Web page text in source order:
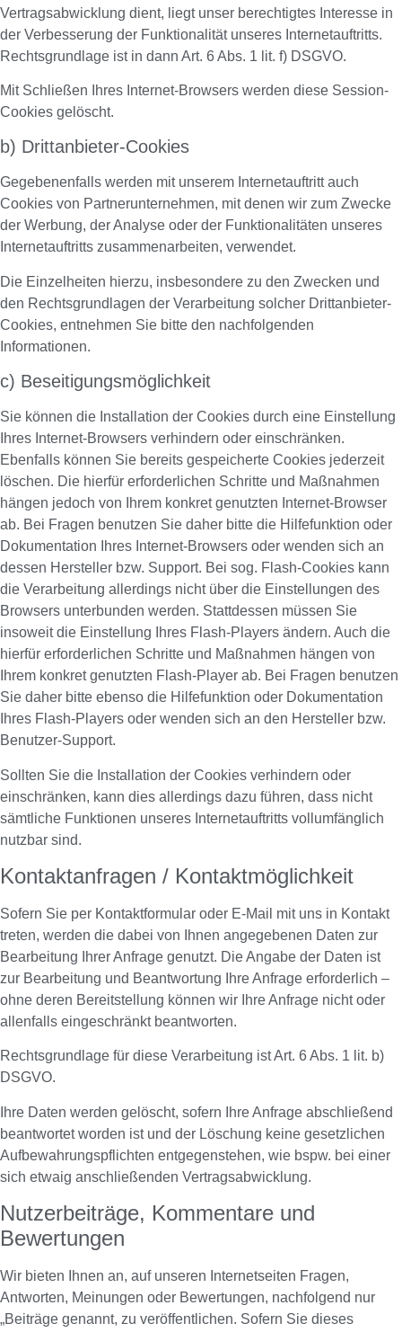
Vertragsabwicklung dient, liegt unser berechtigtes Interesse in
der Verbesserung der Funktionalität unseres Internetauftritts.
Rechtsgrundlage ist in dann Art. 6 Abs. 1 lit. f) DSGVO.
Mit Schließen Ihres Internet-Browsers werden diese Session-
Cookies gelöscht.
b) Drittanbieter-Cookies
Gegebenenfalls werden mit unserem Internetauftritt auch
Cookies von Partnerunternehmen, mit denen wir zum Zwecke
der Werbung, der Analyse oder der Funktionalitäten unseres
Internetauftritts zusammenarbeiten, verwendet.
Die Einzelheiten hierzu, insbesondere zu den Zwecken und
den Rechtsgrundlagen der Verarbeitung solcher Drittanbieter-
Cookies, entnehmen Sie bitte den nachfolgenden
Informationen.
c) Beseitigungsmöglichkeit
Sie können die Installation der Cookies durch eine Einstellung
Ihres Internet-Browsers verhindern oder einschränken.
Ebenfalls können Sie bereits gespeicherte Cookies jederzeit
löschen. Die hierfür erforderlichen Schritte und Maßnahmen
hängen jedoch von Ihrem konkret genutzten Internet-Browser
ab. Bei Fragen benutzen Sie daher bitte die Hilfefunktion oder
Dokumentation Ihres Internet-Browsers oder wenden sich an
dessen Hersteller bzw. Support. Bei sog. Flash-Cookies kann
die Verarbeitung allerdings nicht über die Einstellungen des
Browsers unterbunden werden. Stattdessen müssen Sie
insoweit die Einstellung Ihres Flash-Players ändern. Auch die
hierfür erforderlichen Schritte und Maßnahmen hängen von
Ihrem konkret genutzten Flash-Player ab. Bei Fragen benutzen
Sie daher bitte ebenso die Hilfefunktion oder Dokumentation
Ihres Flash-Players oder wenden sich an den Hersteller bzw.
Benutzer-Support.
Sollten Sie die Installation der Cookies verhindern oder
einschränken, kann dies allerdings dazu führen, dass nicht
sämtliche Funktionen unseres Internetauftritts vollumfänglich
nutzbar sind.
Kontaktanfragen / Kontaktmöglichkeit
Sofern Sie per Kontaktformular oder E-Mail mit uns in Kontakt
treten, werden die dabei von Ihnen angegebenen Daten zur
Bearbeitung Ihrer Anfrage genutzt. Die Angabe der Daten ist
zur Bearbeitung und Beantwortung Ihre Anfrage erforderlich –
ohne deren Bereitstellung können wir Ihre Anfrage nicht oder
allenfalls eingeschränkt beantworten.
Rechtsgrundlage für diese Verarbeitung ist Art. 6 Abs. 1 lit. b)
DSGVO.
Ihre Daten werden gelöscht, sofern Ihre Anfrage abschließend
beantwortet worden ist und der Löschung keine gesetzlichen
Aufbewahrungspflichten entgegenstehen, wie bspw. bei einer
sich etwaig anschließenden Vertragsabwicklung.
Nutzerbeiträge, Kommentare und
Bewertungen
Wir bieten Ihnen an, auf unseren Internetseiten Fragen,
Antworten, Meinungen oder Bewertungen, nachfolgend nur
„Beiträge genannt, zu veröffentlichen. Sofern Sie dieses